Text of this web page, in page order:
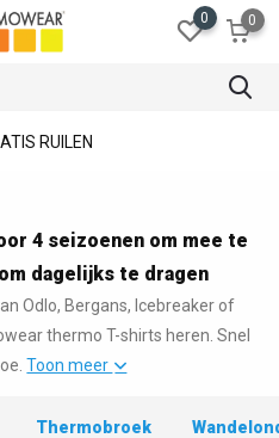
0 0
RUILEN
4 seizoenen om mee te
dagelijks te dragen
Odlo, Bergans, Icebreaker of
thermo T-shirts heren. Snel
Toon meer
Thermobroek